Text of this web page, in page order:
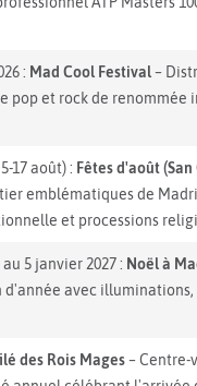
: Mad Cool Festival–
pop et rock de
17 août) : Fêtes d'août
emblématiques de
et processions
5 janvier 2027 : Noël à
d'année avec
des Rois Mages– Centre-